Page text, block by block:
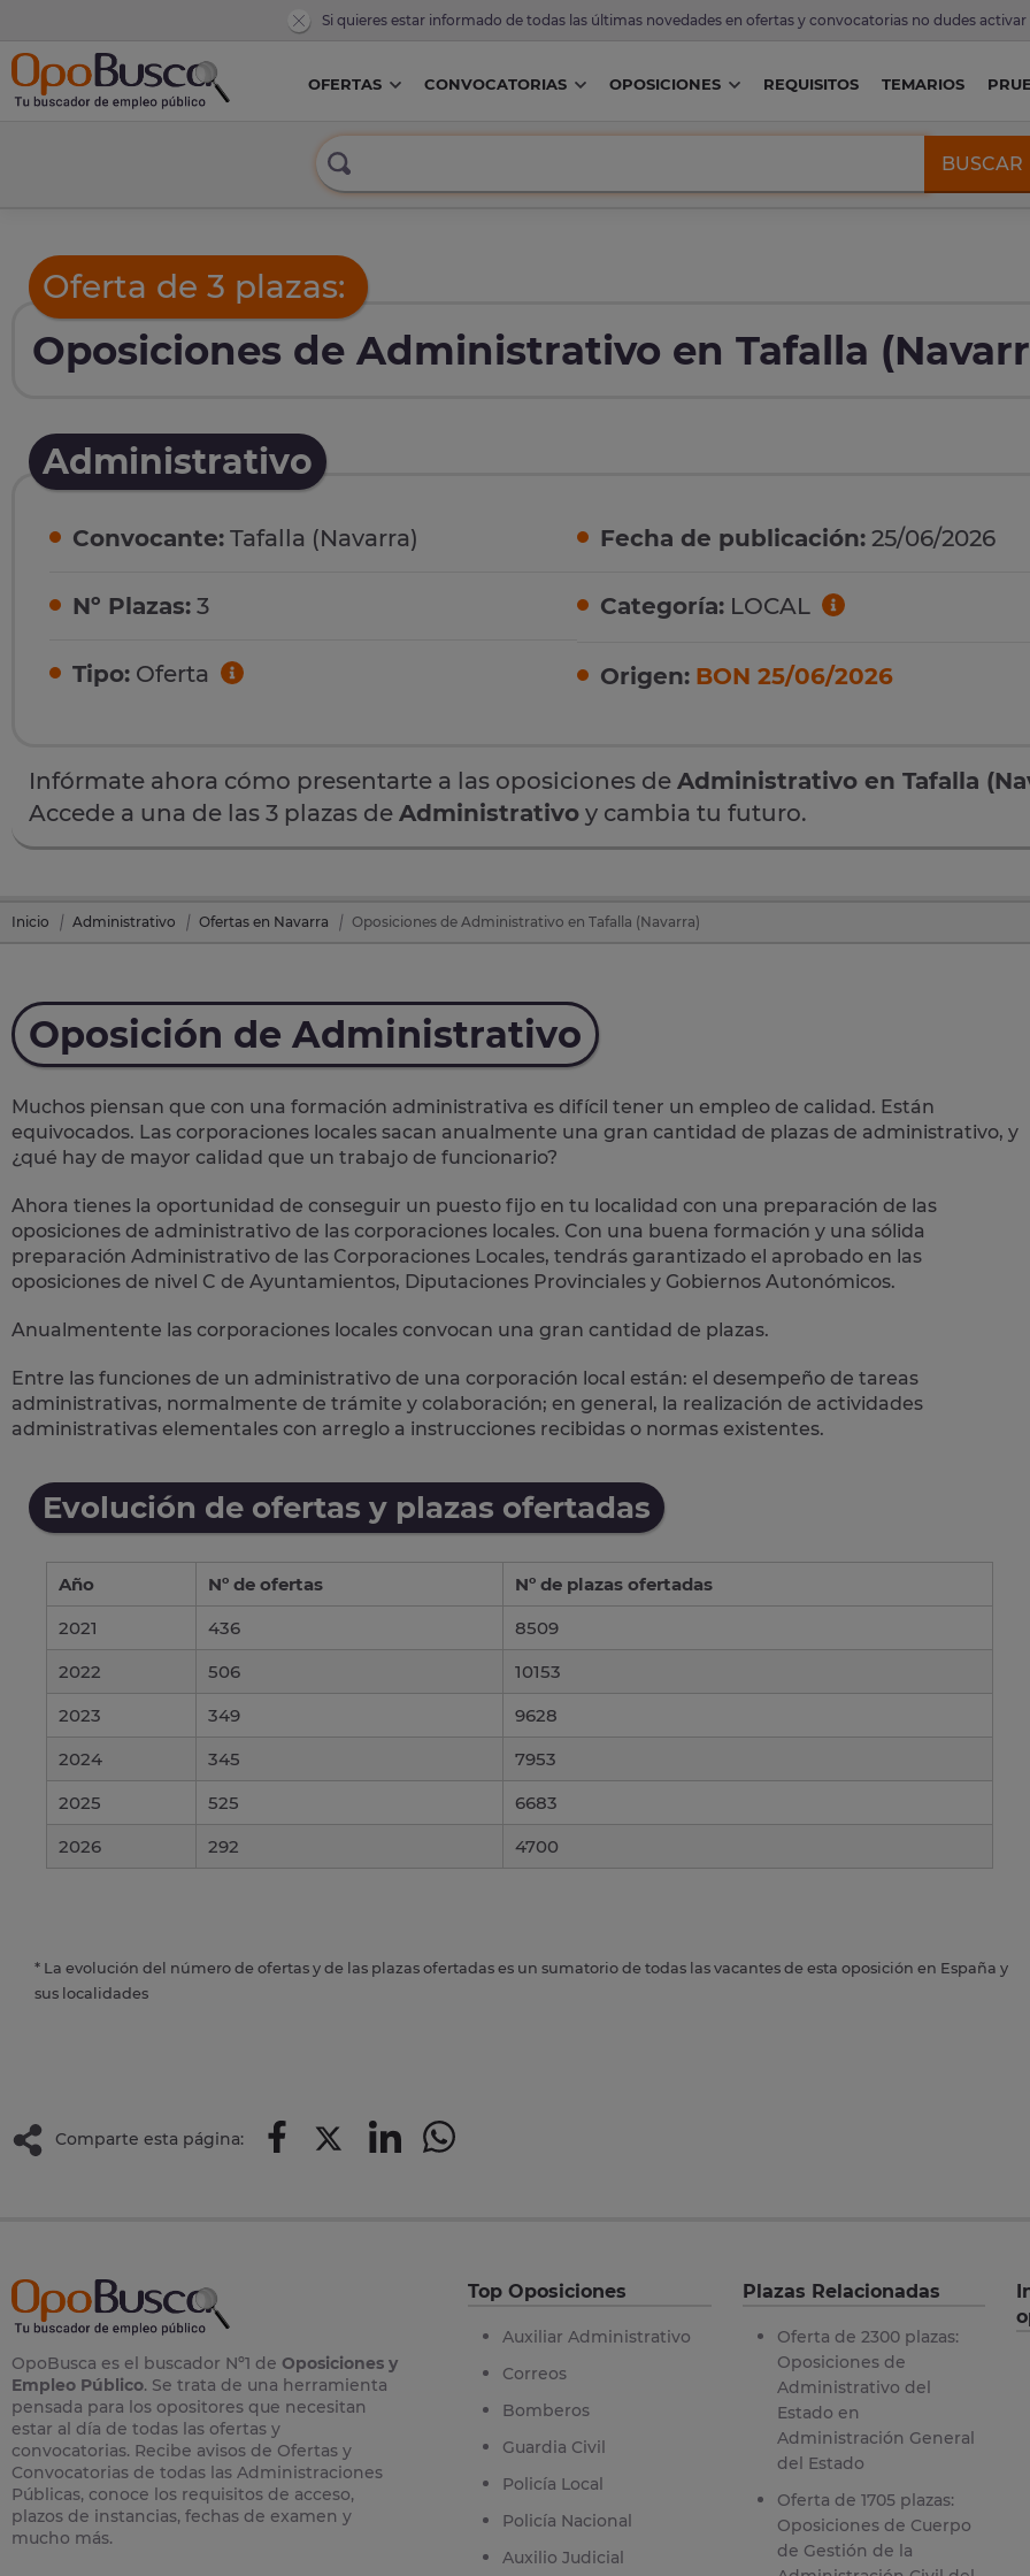
Si quieres estar informado de todas las últimas novedades en ofertas y convocatorias no dudes activar
OFERTAS CONVOCATORIAS OPOSICIONES REQUISITOS TEMARIOS
BUSCAR
Oferta de 3 plazas:
Oposiciones de Administrativo en Tafalla
Administrativo
Convocante: Tafalla (Navarra)
Nº Plazas: 3
Tipo: Oferta
Fecha de publicación: 25/06/2026
Categoría: LOCAL
Origen: BON 25/06/2026
Infórmate ahora cómo presentarte a las oposiciones de Administrativo en Tafalla
Accede a una de las 3 plazas de Administrativo y cambia tu futuro.
Inicio Administrativo Ofertas en Navarra Oposiciones de Administrativo en Tafalla (Navarra)
Oposición de Administrativo
Muchos piensan que con una formación administrativa es difícil tener un empleo de calidad. Están
equivocados. Las corporaciones locales sacan anualmente una gran cantidad de plazas de administrativo, y
¿qué hay de mayor calidad que un trabajo de funcionario?
Ahora tienes la oportunidad de conseguir un puesto fijo en tu localidad con una preparación de las
oposiciones de administrativo de las corporaciones locales. Con una buena formación y una sólida
preparación Administrativo de las Corporaciones Locales, tendrás garantizado el aprobado en las
oposiciones de nivel C de Ayuntamientos, Diputaciones Provinciales y Gobiernos Autonómicos.
Anualmentente las corporaciones locales convocan una gran cantidad de plazas.
Entre las funciones de un administrativo de una corporación local están: el desempeño de tareas
administrativas, normalmente de trámite y colaboración; en general, la realización de actividades
administrativas elementales con arreglo a instrucciones recibidas o normas existentes.
Evolución de ofertas y plazas ofertadas
Año Nº de ofertas
Nº de plazas ofertadas
2021
436
8509
2022
506
10153
2023
349
9628
2024
345
7953
2025
525
6683
2026
292 4700
* La evolución del número de ofertas y de las plazas ofertadas es un sumatorio de todas las vacantes de esta oposición en España y
sus localidades
Comparte esta página:
OpoBusca es el buscador Nº1 de Oposiciones y
Empleo Público. Se trata de una herramienta
pensada para los opositores que necesitan
estar al día de todas las ofertas y
convocatorias. Recibe avisos de Ofertas y
Convocatorias de todas las Administraciones
Públicas, conoce los requisitos de acceso,
plazos de instancias, fechas de examen y
mucho más.
Top Oposiciones
Auxiliar Administrativo
Correos
Bomberos
Guardia Civil
Policía Local
Policía Nacional
Auxilio Judicial
Plazas Relacionadas
Oferta de 2300 plazas:
Oposiciones de
Administrativo del
Estado en
Administración General
del Estado
Oferta de 1705 plazas:
Oposiciones de Cuerpo
de Gestión de la